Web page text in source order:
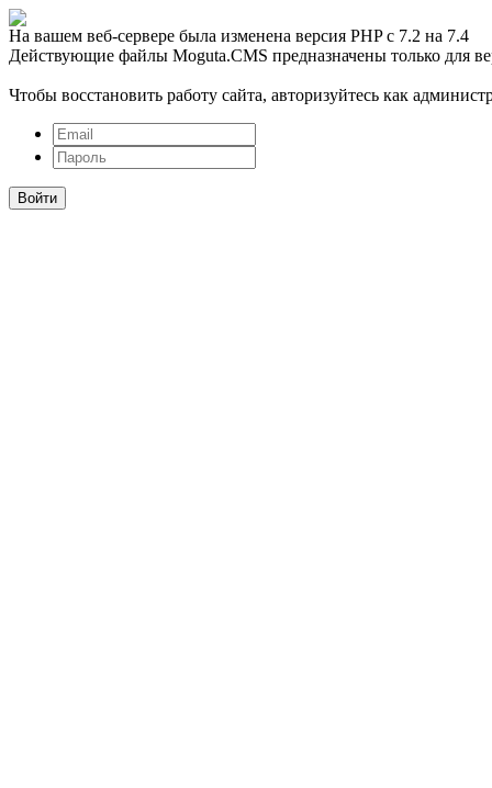
На вашем веб-сервере была изменена версия PHP с 7.2 на 7.4
Действующие файлы Moguta.CMS предназначены только для
Чтобы восстановить работу сайта, авторизуйтесь как
Войти